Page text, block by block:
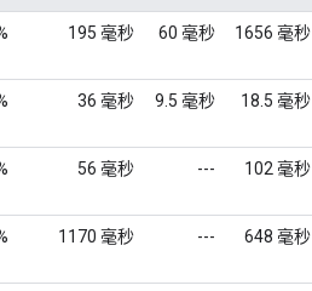
195 毫秒 60 毫秒 1656 毫秒
36 毫秒 9.5 毫秒 18.5 毫秒
56 毫秒 --- 102 毫秒
1170 毫秒 --- 648 毫秒